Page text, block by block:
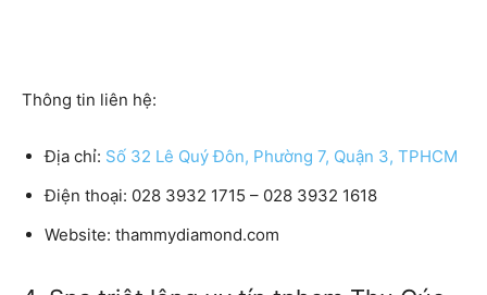
Thông tin liên hệ:
Địa chỉ: Số 32 Lê Quý Đôn, Phường 7, Quận 3, TPHCM
Điện thoại: 028 3932 1715 – 028 3932 1618
Website: thammydiamond.com